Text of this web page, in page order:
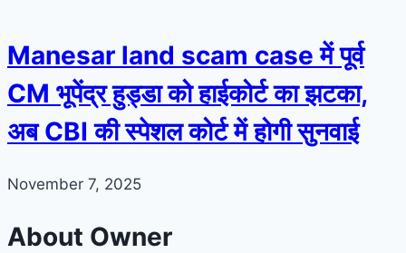
Manesar land scam case में पूर्व
CM भूपेंद्र हुड्डा को हाईकोर्ट का झटका,
अब CBI की स्पेशल कोर्ट में होगी सुनवाई
November 7, 2025
About Owner